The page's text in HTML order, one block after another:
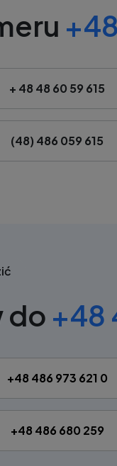
+ 48 48 60 59 615
(48) 486 059 615
do +48
+48 486 973 621 0
+48 486 680 259